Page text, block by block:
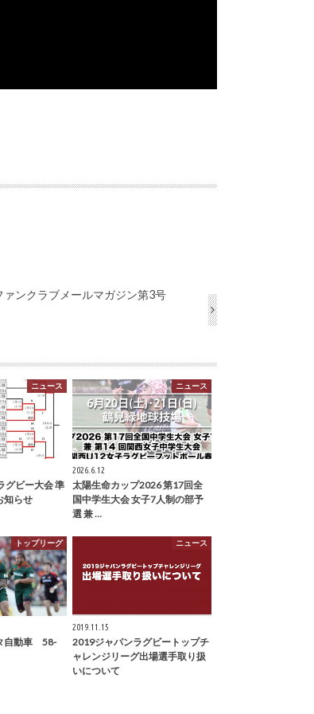
ァンクラブメールマガジン第3号
ニュース
グビー大会 準
知らせ
ニュース
2026.6.12
太陽生命カップ2026 第17回全
国中学生大会 女子7人制の部予
選 兼 …
トップリーグ
自動車 58-
ニュース
2019.11.15
2019ジャパンラグビートップチ
ャレンジリーグ出場選手取り扱
いについて